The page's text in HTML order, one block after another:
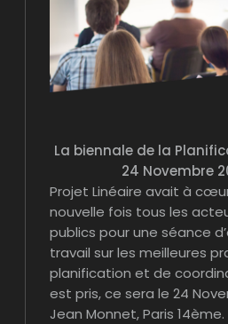
La biennale de la
24 Novembre
Projet Linéaire avait à
nouvelle fois tous les
publics pour une séance
travail sur les meilleures
planification et de
est pris, ce sera le 24
Jean Monnet, Paris 14ème.